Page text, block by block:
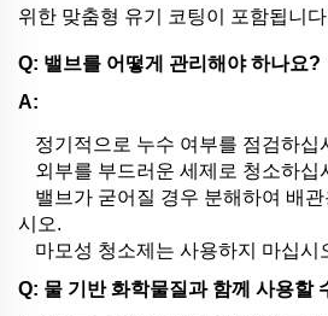
위한 맞춤형 유기 코팅이 포함됩니
Q: 밸브를 어떻게 관리해야 하나요?
A:
정기적으로 누수 여부를 점검하십
외부를 부드러운 세제로 청소하십
밸브가 굳어질 경우 분해하여 배
시오.
마모성 청소제는 사용하지 마십시
Q: 물 기반 화학물질과 함께 사용할